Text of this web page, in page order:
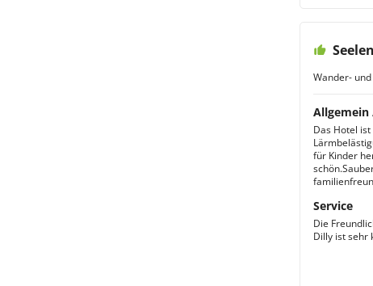
Wander-
Das Hotel
für Kinder
Service
Die
Dilly ist sehr